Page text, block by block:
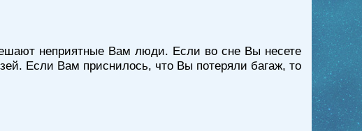
неприятные Вам люди. Если во сне Вы несете
Если Вам приснилось, что Вы потеряли багаж, то